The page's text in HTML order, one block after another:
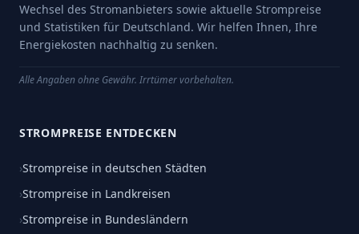
Wechsel des Stromanbieters sowie aktuelle Strompreise
und Statistiken für Deutschland. Wir helfen Ihnen, Ihre
Energiekosten nachhaltig zu senken.
Alle Angaben ohne Gewähr. Irrtümer vorbehalten.
STROMPREISE ENTDECKEN
›Strompreise in deutschen Städten
›Strompreise in Landkreisen
›Strompreise in Bundesländern